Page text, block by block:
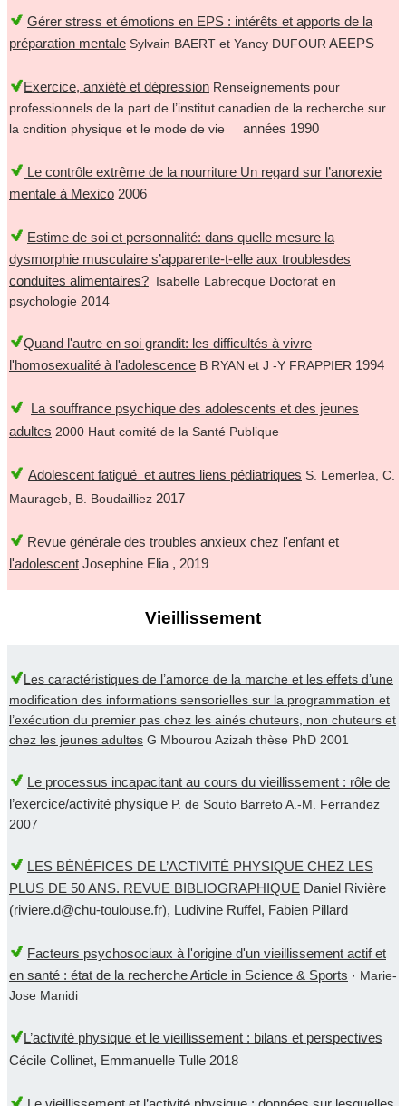
Gérer stress et émotions en EPS : intérêts et apports de la
préparation mentale Sylvain BAERT et Yancy DUFOURAEEPS
Exercice, anxiété et dépression Renseignements pour
professionnels de la part de l’institut canadien de la recherche sur
la cndition physique et le mode de vie années 1990
Le contrôle extrême de la nourriture Un regard sur l’anorexie
mentale à Mexico 2006
Estime de soi et personnalité: dans quelle mesure la
dysmorphie musculaire s’apparente-t-elle aux troublesdes
conduites alimentaires? Isabelle Labrecque Doctorat en
psychologie 2014
Quand l'autre en soi grandit: les difficultés à vivre
l'homosexualité à l'adolescence B RYAN et J -Y FRAPPIER 1994
La souffrance psychique des adolescents et des jeunes
adultes 2000 Haut comité de la Santé Publique
Adolescent fatigué et autres liens pédiatriques S. Lemerlea, C.
Maurageb, B. Boudailliez 2017
Revue générale des troubles anxieux chez l'enfant et
l'adolescent Josephine Elia , 2019
Vieillissement
Les caractéristiques de l’amorce de la marche et les effets d’une
modification des informations sensorielles sur la programmation et
l’exécution du premier pas chez les ainés chuteurs, non chuteurs et
chez les jeunes adultes G Mbourou Azizah thèse PhD 2001
Le processus incapacitant au cours du vieillissement : rôle de
l’exercice/activité physique P. de Souto Barreto A.-M. Ferrandez
2007
LES BÉNÉFICES DE L’ACTIVITÉ PHYSIQUE CHEZ LES
PLUS DE 50 ANS. REVUE BIBLIOGRAPHIQUE Daniel Rivière
(riviere.d@chu-toulouse.fr), Ludivine Ruffel, Fabien Pillard
Facteurs psychosociaux à l'origine d'un vieillissement actif et
en santé : état de la recherche Article in Science & Sports · Marie-
Jose Manidi
L’activité physique et le vieillissement : bilans et perspectives
Cécile Collinet, Emmanuelle Tulle 2018